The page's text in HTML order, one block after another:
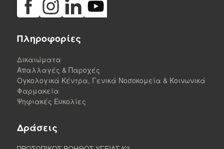
Πληροφορίες
Δικαιώματα
Απαλλαγές & Παροχές
Ογκολογικά Κέντρα, Γενικά Νοσοκομεία & Κοινωνικά
Φαρμακεία
Ψηφιακές Ευκολίες
Δράσεις